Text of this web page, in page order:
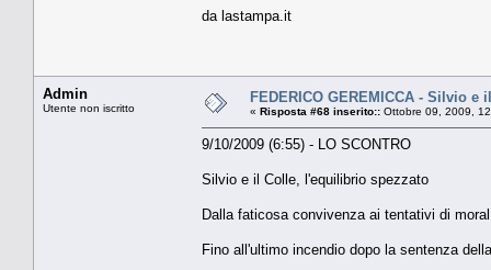
da lastampa.it
Admin
Utente non iscritto
FEDERICO GEREMICCA - Silvio
« Risposta #68 inserito:: Ottobre 09, 2009,
9/10/2009 (6:55) - LO SCONTRO
Silvio e il Colle, l'equilibrio spezzato
Dalla faticosa convivenza ai tentativi di
Fino all'ultimo incendio dopo la sentenza